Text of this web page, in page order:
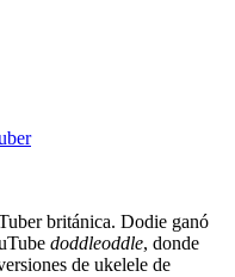
británica. Dodie ganó
doddleoddle, donde
de ukelele de